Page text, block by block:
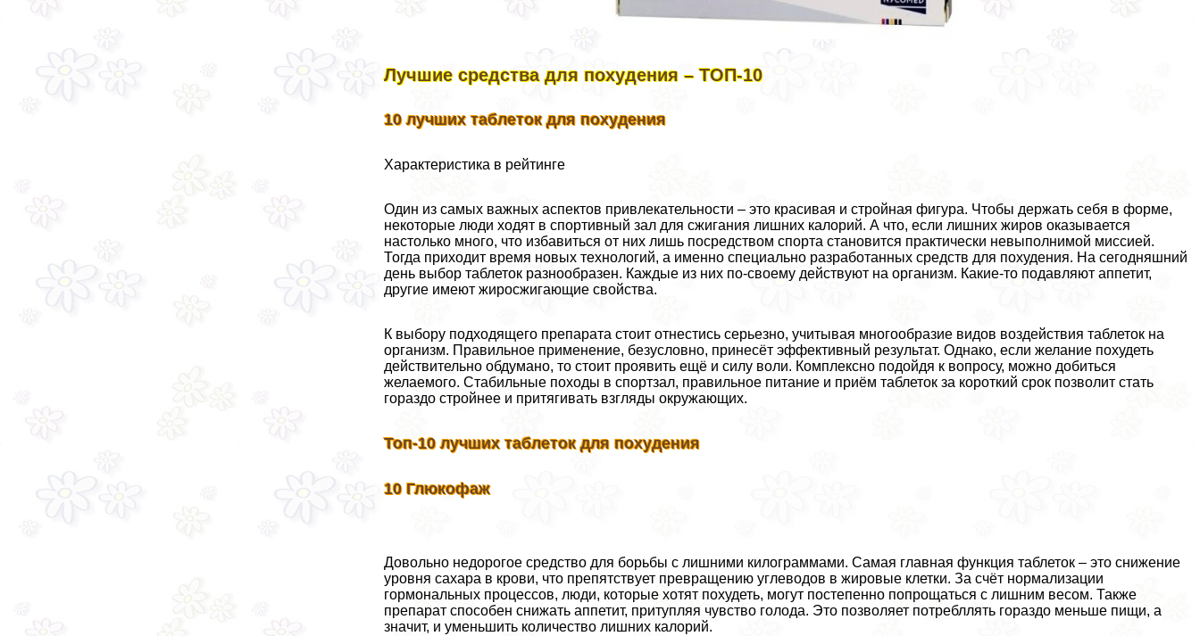
Лучшие средства для похудения – ТОП-10
10 лучших таблеток для похудения
Хаpaктеристика в рейтинге
Один из самых важных аспектов привлекательности – это красивая и стройная фигура. Чтобы держать себя в форме,
некоторые люди ходят в спортивный зал для сжигания лишних калорий. А что, если лишних жиров оказывается
настолько много, что избавиться от них лишь посредством спорта становится пpaктически невыполнимой миссией.
Тогда приходит время новых технологий, а именно специально разработанных средств для похудения. На сегодняшний
день выбор таблеток разнообразен. Каждые из них по-своему действуют на организм. Какие-то подавляют аппетит,
другие имеют жиросжигающие свойства.
К выбору подходящего препарата стоит отнестись серьезно, учитывая многообразие видов воздействия таблеток на
организм. Правильное применение, безусловно, принесёт эффективный результат. Однако, если желание похудеть
действительно обдумано, то стоит проявить ещё и силу воли. Комплексно подойдя к вопросу, можно добиться
желаемого. Стабильные походы в спортзал, правильное питание и приём таблеток за короткий срок позволит стать
гораздо стройнее и притягивать взгляды окружающих.
Топ-10 лучших таблеток для похудения
10 Глюкофаж
Довольно недорогое средство для борьбы с лишними килограммами. Самая главная функция таблеток – это снижение
уровня сахара в крови, что препятствует превращению углеводов в жировые клетки. За счёт нормализации
гормональных процессов, люди, которые хотят похудеть, могут постепенно попрощаться с лишним весом. Также
препарат способен снижать аппетит, притупляя чувство голода. Это позволяет потрeбллять гораздо меньше пищи, а
значит, и уменьшить количество лишних калорий.